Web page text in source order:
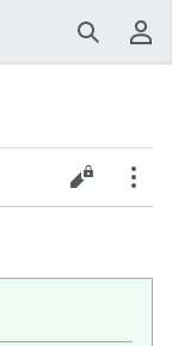
搜索 用
查看源代
更多